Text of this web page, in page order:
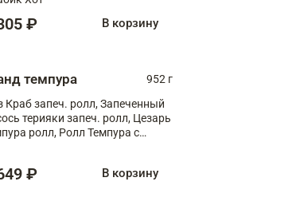
₽ В корзину
темпура
952 г
Краб запеч. ролл, Запеченный
терияки запеч. ролл, Цезарь
ролл, Ролл Темпура с
₽ В корзину